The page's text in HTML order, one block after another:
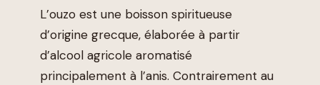
L’ouzo est une boisson spiritueuse
d’origine grecque, élaborée à partir
d’alcool agricole aromatisé
principalement à l’anis. Contrairement au